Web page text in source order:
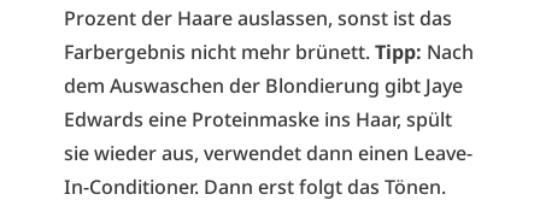
Prozent der Haare auslassen, sonst ist das
Farbergebnis nicht mehr brünett.Tipp: Nach
dem Auswaschen der Blondierung gibt Jaye
Edwards eine Proteinmaske ins Haar, spült
sie wieder aus, verwendet dann einen Leave-
In-Conditioner. Dann erst folgt das Tönen.